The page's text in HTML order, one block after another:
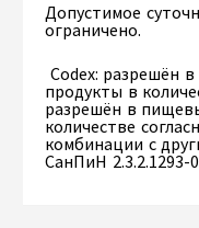
Допустимое
ограничено.
Codex: разрешён
продукты в
разрешён в
количестве
комбинации с
СанПиН 2.3.2.1293-